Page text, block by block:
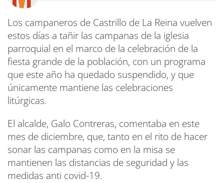
Los campaneros de Castrillo de La Reina vuelven
estos días a tañir las campanas de la iglesia
parroquial en el marco de la celebración de la
fiesta grande de la población, con un programa
que este año ha quedado suspendido, y que
únicamente mantiene las celebraciones
litúrgicas.
El alcalde, Galo Contreras, comentaba en este
mes de diciembre, que, tanto en el rito de hacer
sonar las campanas como en la misa se
mantienen las distancias de seguridad y las
medidas anti covid-19.